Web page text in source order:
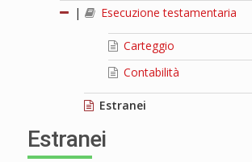
|
Esecuzione testamentaria
Carteggio
Contabilità
Estranei
Estranei